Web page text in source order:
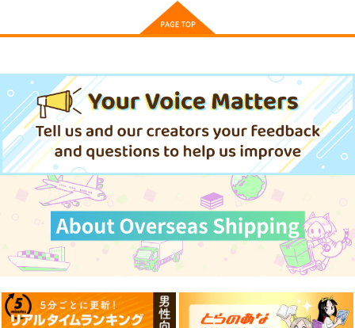
Mystic Lab
艦隊これくしょん-艦これ-
暁
空母ヲ級
サンプル
カート
艦これプロレス24
Mystic Lab
サンプル
カート
Paradise of Thunder
小書会
艦隊これくしょん-艦これ-
電
サンプル
カート